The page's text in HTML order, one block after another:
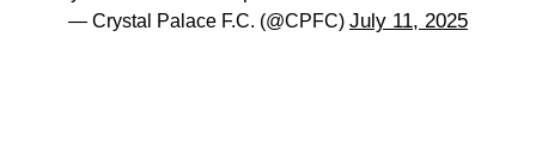
— Crystal Palace F.C. (@CPFC) July 11, 2025